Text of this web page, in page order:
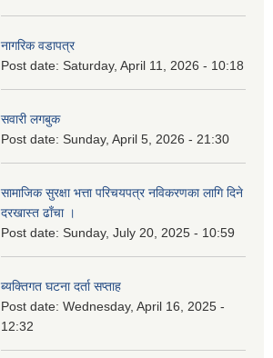
नागरिक वडापत्र
Post date: Saturday, April 11, 2026 - 10:18
सवारी लगबुक
Post date: Sunday, April 5, 2026 - 21:30
सामाजिक सुरक्षा भत्ता परिचयपत्र नविकरणका लागि दिने
दरखास्त ढाँचा ।
Post date: Sunday, July 20, 2025 - 10:59
ब्यक्तिगत घटना दर्ता सप्ताह
Post date: Wednesday, April 16, 2025 -
12:32